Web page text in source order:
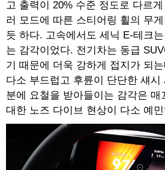
고 출력이 20% 수준 정도로 다르
러 모드에 따른 스티어링 휠의 무
듯 하다. 고속에서도 세닉 E-테크
는 감각이었다. 전기차는 동급
기 때문에 더욱 강하게 접지가 되
다소 부드럽고 후륜이 단단한 섀시
분에 요철을 받아들이는 감각은 매
대한 노즈 다이브 현상이 다소 예